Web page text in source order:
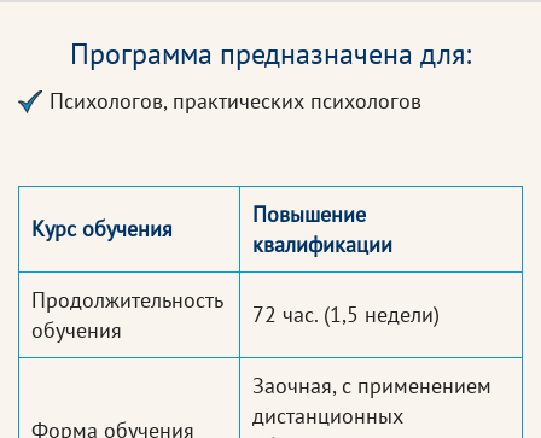
Программа предназначена для:
Психологов, практических психологов
Курс обучения
Повышение
квалификации
Продолжительность
обучения
72 час. (1,5 недели)
Форма обучения
Заочная, с применением
дистанционных